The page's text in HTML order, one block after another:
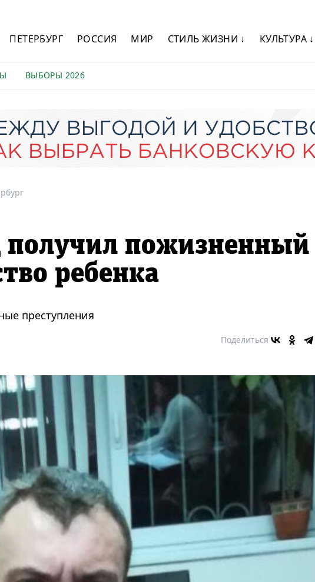
ПЕТЕРБУРГ РОССИЯ МИР СТИЛЬ ЖИЗНИ ↓ КУЛЬТУРА ↓
ВЫБОРЫ 2026
получил пожизненный
ребенка
преступления
Поделиться